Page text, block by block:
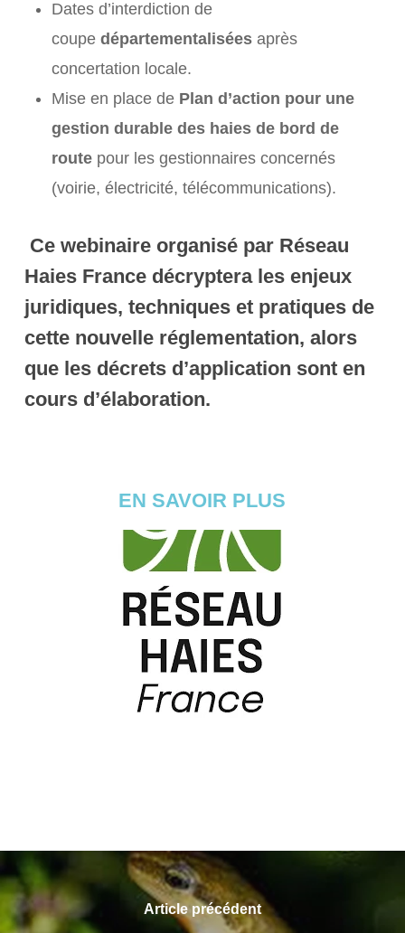
Dates d’interdiction de
coupe départementaliséesaprès
concertation locale.
Mise en place de Plan d’action pour une
gestion durable des haies de bord de
route pour les gestionnaires concernés
(voirie, électricité, télécommunications).
Ce webinaire organisé par Réseau
Haies France décryptera les enjeux
juridiques, techniques et pratiques de
cette nouvelle réglementation, alors
que les décrets d’application sont en
cours d’élaboration.
EN SAVOIR PLUS
Article précédent